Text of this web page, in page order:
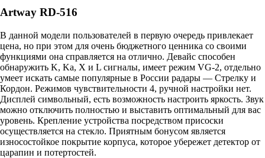
Artway RD-516
В данной модели пользователей в первую очередь привлекает
цена, но при этом для очень бюджетного ценника со своими
функциями она справляется на отлично. Девайс способен
обнаружить K, Ka, X и L сигналы, имеет режим VG-2, отдельно
умеет искать самые популярные в России радары — Стрелку и
Кордон. Режимов чувствительности 4, ручной настройки нет.
Дисплей символьный, есть возможность настроить яркость. Звук
можно отключить полностью и выставить оптимальный для вас
уровень. Крепление устройства посредством присоски
осуществляется на стекло. Приятным бонусом является
износостойкое покрытие корпуса, которое убережет детектор от
царапин и потертостей.